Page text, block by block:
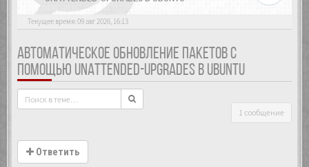
Текущее время: 09 авг 2026, 16:13
АВТОМАТИЧЕСКОЕ ОБНОВЛЕНИЕ ПАКЕТОВ С
ПОМОЩЬЮ UNATTENDED-UPGRADES В UBUNTU
1 сообщение
Ответить